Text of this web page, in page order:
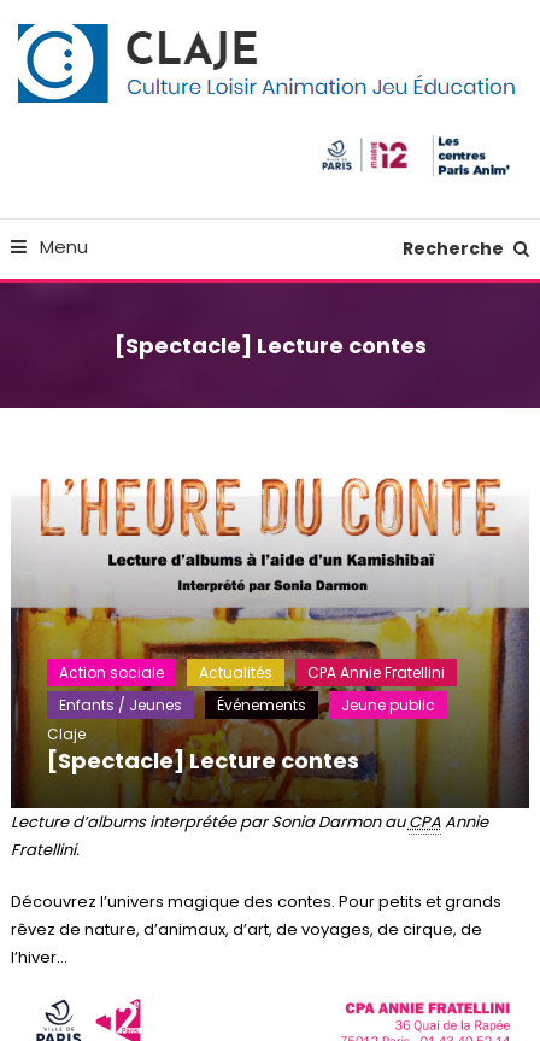
To
Content
Menu Recherche
[Spectacle] Lecture contes
Action sociale Actualités
CPA Annie Fratellini
Enfants / Jeunes
Événements
Jeune public
Claje
[Spectacle] Lecture contes
Lecture d’albums interprétée par Sonia Darmon auCPAAnnie
Fratellini.
Découvrez l’univers magique des contes. Pour petits et grands
rêvez de nature, d’animaux, d’art, de voyages, de cirque, de
l’hiver…